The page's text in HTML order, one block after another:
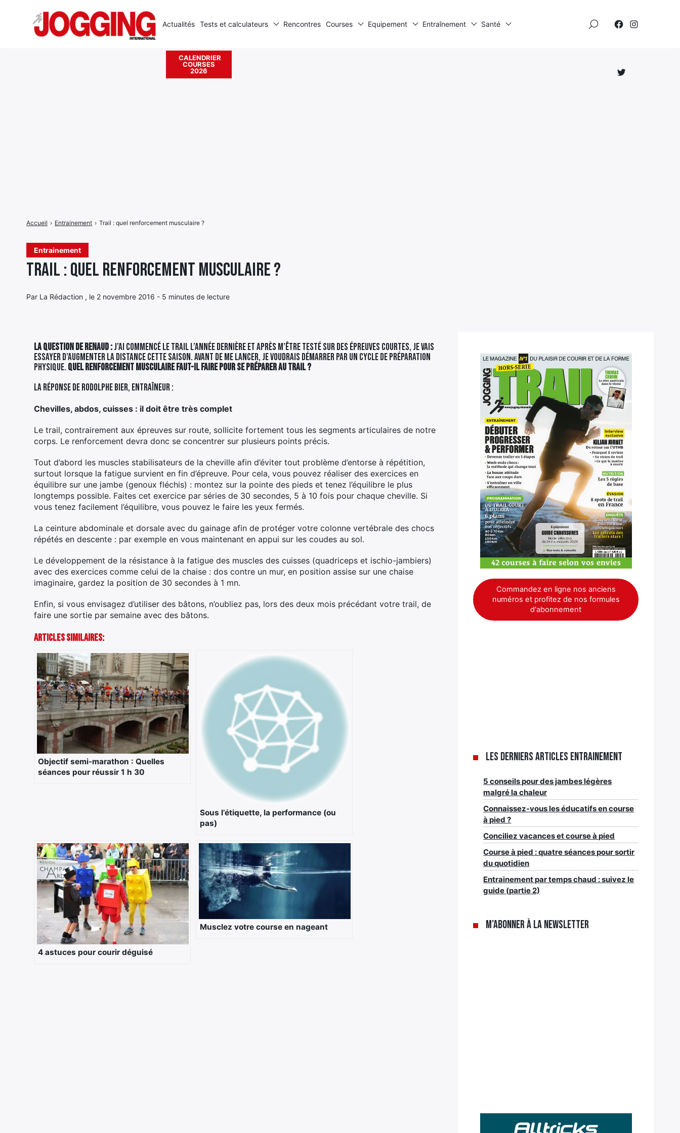
Entrainement
Trail : quel renforcement musculaire ?
Par La Rédaction , le 2 novembre 2016 - 5 minutes de lecture
Accueil › Entrainement › Trail : quel renforcement musculaire ?
La question de Renaud :J’ai commencé le trail l’année dernière et après m’être testé sur des épreuves courtes, je vais
essayer d’augmenter la distance cette saison. Avant de me lancer, je voudrais démarrer par un cycle de préparation
physique. Quel renforcement musculaire faut-il faire pour se préparer au trail ?
La réponse de Rodolphe Bier, entraîneur :
Chevilles, abdos, cuisses : il doit être très complet
Le trail, contrairement aux épreuves sur route, sollicite fortement tous les segments articulaires de notre
corps. Le renforcement devra donc se concentrer sur plusieurs points précis.
Tout d’abord les muscles stabilisateurs de la cheville afin d’éviter tout problème d’entorse à répétition,
surtout lorsque la fatigue survient en fin d’épreuve. Pour cela, vous pouvez réaliser des exercices en
équilibre sur une jambe (genoux fléchis) : montez sur la pointe des pieds et tenez l’équilibre le plus
longtemps possible. Faites cet exercice par séries de 30 secondes, 5 à 10 fois pour chaque cheville. Si
vous tenez facilement l’équilibre, vous pouvez le faire les yeux fermés.
La ceinture abdominale et dorsale avec du gainage afin de protéger votre colonne vertébrale des chocs
répétés en descente : par exemple en vous maintenant en appui sur les coudes au sol.
Le développement de la résistance à la fatigue des muscles des cuisses (quadriceps et ischio-jambiers)
avec des exercices comme celui de la chaise : dos contre un mur, en position assise sur une chaise
imaginaire, gardez la position de 30 secondes à 1 mn.
Enfin, si vous envisagez d’utiliser des bâtons, n’oubliez pas, lors des deux mois précédant votre trail, de
faire une sortie par semaine avec des bâtons.
Articles Similaires:
Objectif semi-marathon : Quelles
séances pour réussir 1 h 30
Sous l’étiquette, la performance (ou
pas)
4 astuces pour courir déguisé
Musclez votre course en nageant
Commandez en ligne nos anciens
numéros et profitez de nos formules
d'abonnement
Les derniers articles Entrainement
5 conseils pour des jambes légères
malgré la chaleur
Connaissez-vous les éducatifs en course
à pied ?
Conciliez vacances et course à pied
Course à pied : quatre séances pour sortir
du quotidien
Entrainement par temps chaud : suivez le
guide (partie 2)
M’abonner à la newsletter
Actualités Tests et calculateurs Rencontres Courses Equipement Entraînement Santé
CALENDRIER
COURSES
2026
Élément
Rechercher